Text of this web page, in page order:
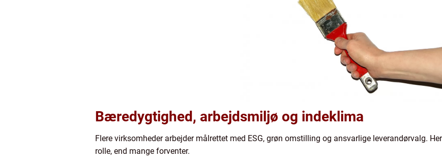
Bæredygtighed, arbejdsmiljø og indeklima
Flere virksomheder arbejder målrettet med ESG, grøn omstilling og ansvarlige leverandørvalg.
rolle, end mange forventer.